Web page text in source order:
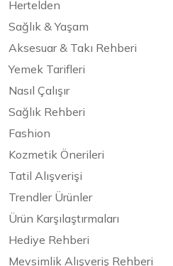
Hertelden
Sağlık & Yaşam
Aksesuar & Takı Rehberi
Yemek Tarifleri
Nasıl Çalışır
Sağlık Rehberi
Fashion
Kozmetik Önerileri
Tatil Alışverişi
Trendler Ürünler
Ürün Karşılaştırmaları
Hediye Rehberi
Mevsimlik Alışveriş Rehberi